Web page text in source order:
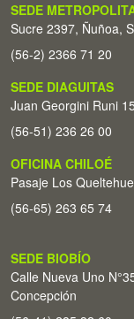
SEDE
Sucre 2397, Ñuñoa,
(56-2) 2366 71 20
SEDE DIAGUITAS
Juan Georgini Runi
(56-51) 236 26 00
OFICINA CHILOÉ
Pasaje Los
(56-65) 263 65 74
SEDE BIOBÍO
Calle Nueva Uno
Concepción